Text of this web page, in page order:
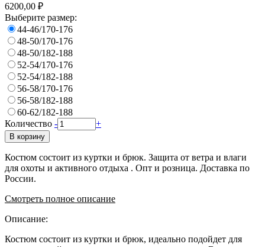
6200,00 ₽
Выберите размер:
44-46/170-176
48-50/170-176
48-50/182-188
52-54/170-176
52-54/182-188
56-58/170-176
56-58/182-188
60-62/182-188
Количество - +
В корзину
Костюм состоит из куртки и брюк. Защита от ветра и влаги
для охоты и активного отдыха . Опт и розница. Доставка по
России.
Смотреть полное описание
Описание:
Костюм состоит из куртки и брюк, идеально подойдет для